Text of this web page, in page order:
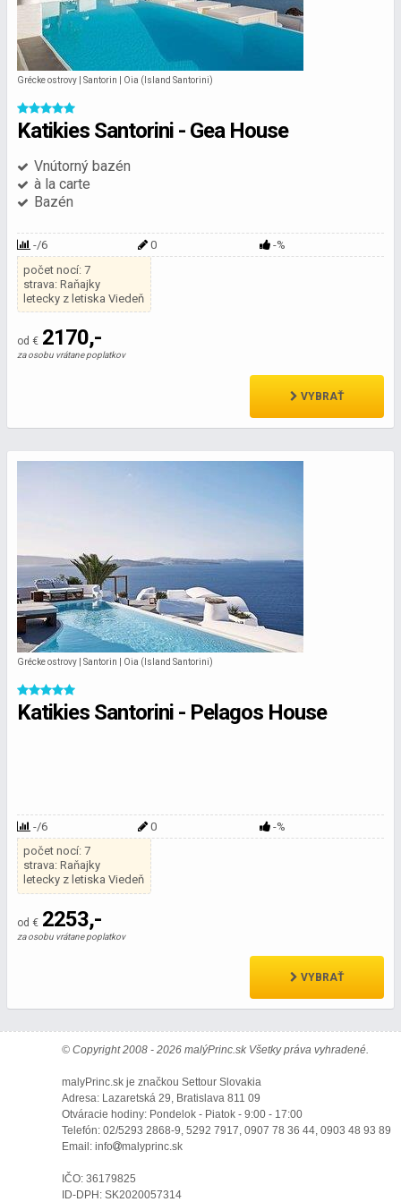
Grécke ostrovy | Santorin | Oia (Island Santorini)
Katikies Santorini - Gea House
Vnútorný bazén
à la carte
Bazén
-/6 0
-%
počet nocí: 7
strava: Raňajky
letecky z letiska Viedeň
od € 2170,-
za osobu vrátane poplatkov
VYBRAŤ
Grécke ostrovy | Santorin | Oia (Island Santorini)
Katikies Santorini - Pelagos House
-/6 0
-%
počet nocí: 7
strava: Raňajky
letecky z letiska Viedeň
od € 2253,-
za osobu vrátane poplatkov
VYBRAŤ
© Copyright 2008 - 2026 malýPrinc.sk Všetky práva vyhradené.
malyPrinc.sk je značkou Settour Slovakia
Adresa: Lazaretská 29, Bratislava 811 09
Otváracie hodiny: Pondelok - Piatok - 9:00 - 17:00
Telefón: 02/5293 2868-9, 5292 7917, 0907 78 36 44, 0903 48 93 89
Email: info
malyprinc.sk
IČO: 36179825
ID-DPH: SK2020057314